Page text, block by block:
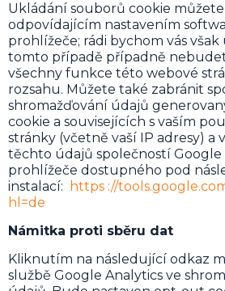
Ukládání souborů cookie
odpovídajícím nastavením
prohlížeče; rádi bychom vás však
tomto případě případně
všechny funkce této webové
rozsahu. Můžete také zabránit
shromažďování údajů
cookie a souvisejících s vaším
stránky (včetně vaší IP adresy) a
těchto údajů společností
prohlížeče dostupného pod
instalací:
https ://
hl=de
Námitka proti sběru dat
Kliknutím na následující odkaz
službě Google Analytics ve